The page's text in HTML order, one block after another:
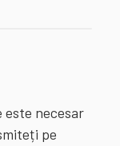
este necesar
pe